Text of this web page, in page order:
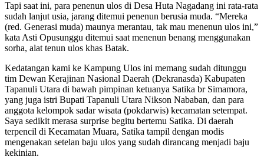
Tapi saat ini, para penenun ulos di Desa Huta Nagadang ini rata-rata
sudah lanjut usia, jarang ditemui penenun berusia muda. “Mereka
(red. Generasi muda) maunya merantau, tak mau menenun ulos ini,”
kata Asti Opusunggu ditemui saat menenun benang menggunakan
sorha, alat tenun ulos khas Batak.
Kedatangan kami ke Kampung Ulos ini memang sudah ditunggu
tim Dewan Kerajinan Nasional Daerah (Dekranasda) Kabupaten
Tapanuli Utara di bawah pimpinan ketuanya Satika br Simamora,
yang juga istri Bupati Tapanuli Utara Nikson Nababan, dan para
anggota kelompok sadar wisata (pokdarwis) kecamatan setempat.
Saya sedikit merasa surprise begitu bertemu Satika. Di daerah
terpencil di Kecamatan Muara, Satika tampil dengan modis
mengenakan setelan baju ulos yang sudah dirancang menjadi baju
kekinian.